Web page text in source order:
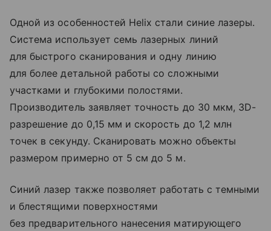
Одной из особенностей Helix стали синие лазеры.
Система использует семь лазерных линий
для быстрого сканирования и одну линию
для более детальной работы со сложными
участками и глубокими полостями.
Производитель заявляет точность до 30 мкм, 3D-
разрешение до 0,15 мм и скорость до 1,2 млн
точек в секунду. Сканировать можно объекты
размером примерно от 5 см до 5 м.
Синий лазер также позволяет работать с темными
и блестящими поверхностями
без предварительного нанесения матирующего